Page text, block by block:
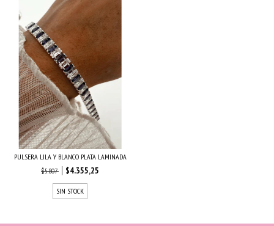
PULSERA LILA Y BLANCO PLATA LAMINADA
$5.807
$4.355,25
SIN STOCK